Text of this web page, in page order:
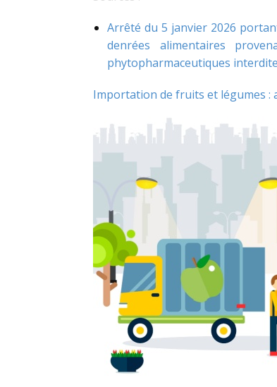
Arrêté du 5 janvier 2026
denrées alimentaires
phytopharmaceutiques
Importation de fruits et légumes :